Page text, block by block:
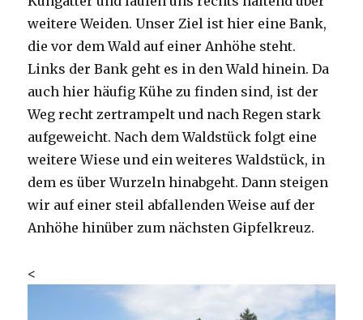
weitere Weiden. Unser Ziel ist hier eine Bank,
die vor dem Wald auf einer Anhöhe steht.
Links der Bank geht es in den Wald hinein. Da
auch hier häufig Kühe zu finden sind, ist der
Weg recht zertrampelt und nach Regen stark
aufgeweicht. Nach dem Waldstück folgt eine
weitere Wiese und ein weiteres Waldstück, in
dem es über Wurzeln hinabgeht. Dann steigen
wir auf einer steil abfallenden Weise auf der
Anhöhe hinüber zum nächsten Gipfelkreuz.
<